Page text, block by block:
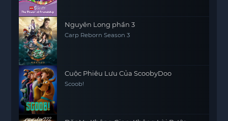
Nguyên Long phần 3
Carp Reborn Season 3
Cuộc Phiêu Lưu Của ScoobyDoo
Scoob!